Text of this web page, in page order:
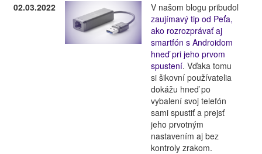
02.03.2022
V našom blogu pribudol
zaujímavý tip od Peťa,
ako rozrozprávať aj
smartfón s Androidom
hneď pri jeho prvom
spustení. Vďaka tomu
si šikovní používatelia
dokážu hneď po
vybalení svoj telefón
sami spustiť a prejsť
jeho prvotným
nastavením aj bez
kontroly zrakom.